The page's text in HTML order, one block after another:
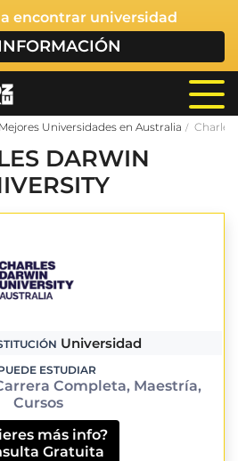
encontrar universidad
Mejores Universidades en Australia Charles
DARWIN
Universidad
ESTUDIAR
Completa, Maestría,
Cursos
más info?
Gratuita